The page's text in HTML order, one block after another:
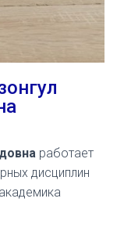
работает
дисциплин